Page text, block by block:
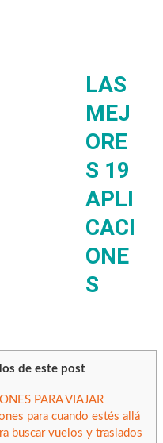
LAS
MEJ
ORE
S 19
APLI
CACI
ONE
S
de este post
PARA VIAJAR
para cuando estés allá
buscar vuelos y traslados